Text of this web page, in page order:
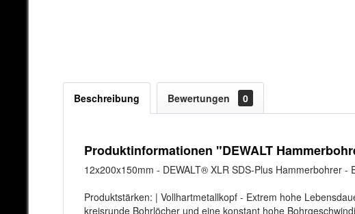
Beschreibung Bewertungen 0
Produktinformationen "DEWALT
12x200x150mm - DEWALT® XLR SDS-Plus Hammerbohrer -
Produktstärken: | Vollhartmetallkopf - Extrem hohe
kreisrunde Bohrlöcher und eine konstant hohe